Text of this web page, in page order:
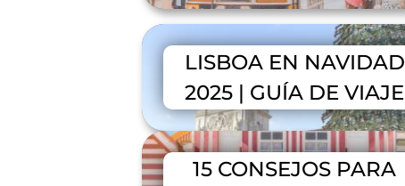
LISBOA EN NAVIDAD
2025 | GUÍA DE VIAJE
15 CONSEJOS PARA